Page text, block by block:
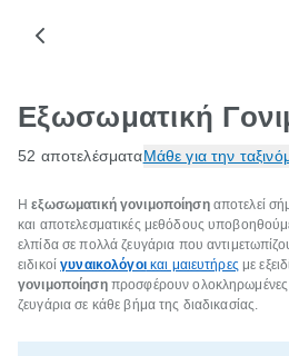
Εξωσωματική
52 αποτελέσματαΜάθε για την
Ηεξωσωματική γονιμοποίησηαποτελεί
και αποτελεσματικές μεθόδους
ελπίδα σε πολλά ζευγάρια που
ειδικοίγυναικολόγοικαι μαιευτήρες με
γονιμοποίησηπροσφέρουν ολοκληρωμένες
ζευγάρια σε κάθε βήμα της διαδικασίας.